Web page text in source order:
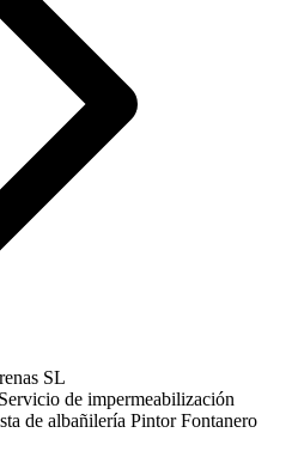
SL
Servicio de impermeabilización
de albañilería Pintor Fontanero